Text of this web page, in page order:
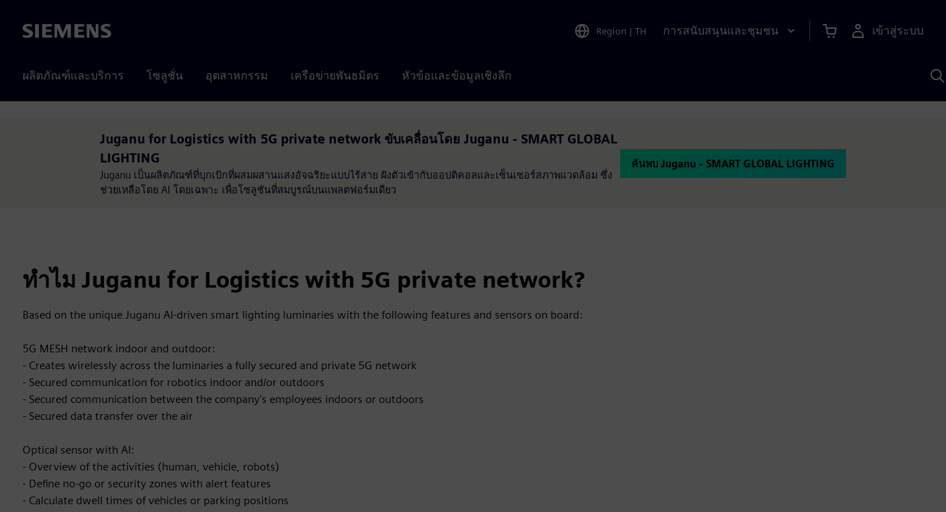
Siemens Region | TH การสนับสนุนและชุมชน เข้าสู่ระบบ
ผลิตภัณฑ์และบริการ โซลูชั่น อุตสาหกรรม เครือข่ายพันธมิตร หัวข้อและข้อมูลเชิงลึก
Juganu for Logistics with 5G private network ขับเคลื่อนโดย Juganu - SMART GLOBAL
LIGHTING
Juganu เป็นผลิตภัณฑ์ที่บุกเบิกที่ผสมผสานแสงอัจฉริยะแบบไร้สาย ฝังตัวเข้ากับออปติคอลและเซ็นเซอร์สภาพแวดล้อม ซึ่ง
ช่วยเหลือโดย AI โดยเฉพาะ เพื่อโซลูชันที่สมบูรณ์บนแพลตฟอร์มเดียว
ค้นพบ Juganu - SMART GLOBAL LIGHTING
ทำไม Juganu for Logistics with 5G private network?
Based on the unique Juganu AI-driven smart lighting luminaries with the following features and sensors on board:
5G MESH network indoor and outdoor:
- Creates wirelessly across the luminaries a fully secured and private 5G network
- Secured communication for robotics indoor and/or outdoors
- Secured communication between the company's employees indoors or outdoors
- Secured data transfer over the air
Optical sensor with AI:
- Overview of the activities (human, vehicle, robots)
- Define no-go or security zones with alert features
- Calculate dwell times of vehicles or parking positions